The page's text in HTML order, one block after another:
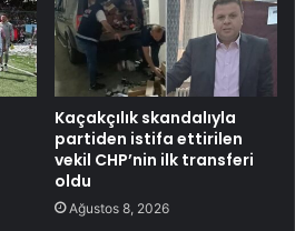
Kaçakçılık skandalıyla
partiden istifa ettirilen
vekil CHP’nin ilk transferi
oldu
Ağustos 8, 2026